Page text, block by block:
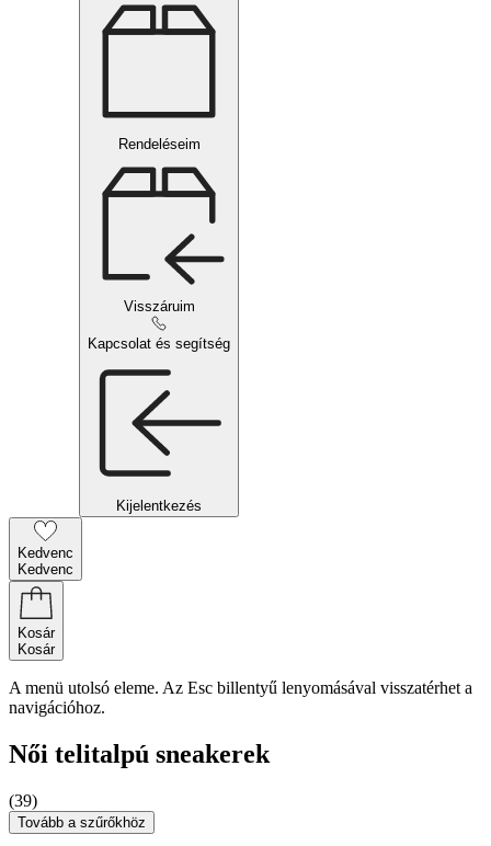
Rendeléseim
Visszáruim
Kapcsolat és segítség
Kijelentkezés
Kedvenc
Kedvenc
Kosár
Kosár
A menü utolsó eleme. Az Esc billentyű lenyomásával visszatérhet a
navigációhoz.
Női telitalpú sneakerek
(39)
Tovább a szűrőkhöz